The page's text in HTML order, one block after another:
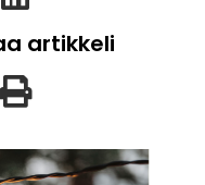
artikkeli